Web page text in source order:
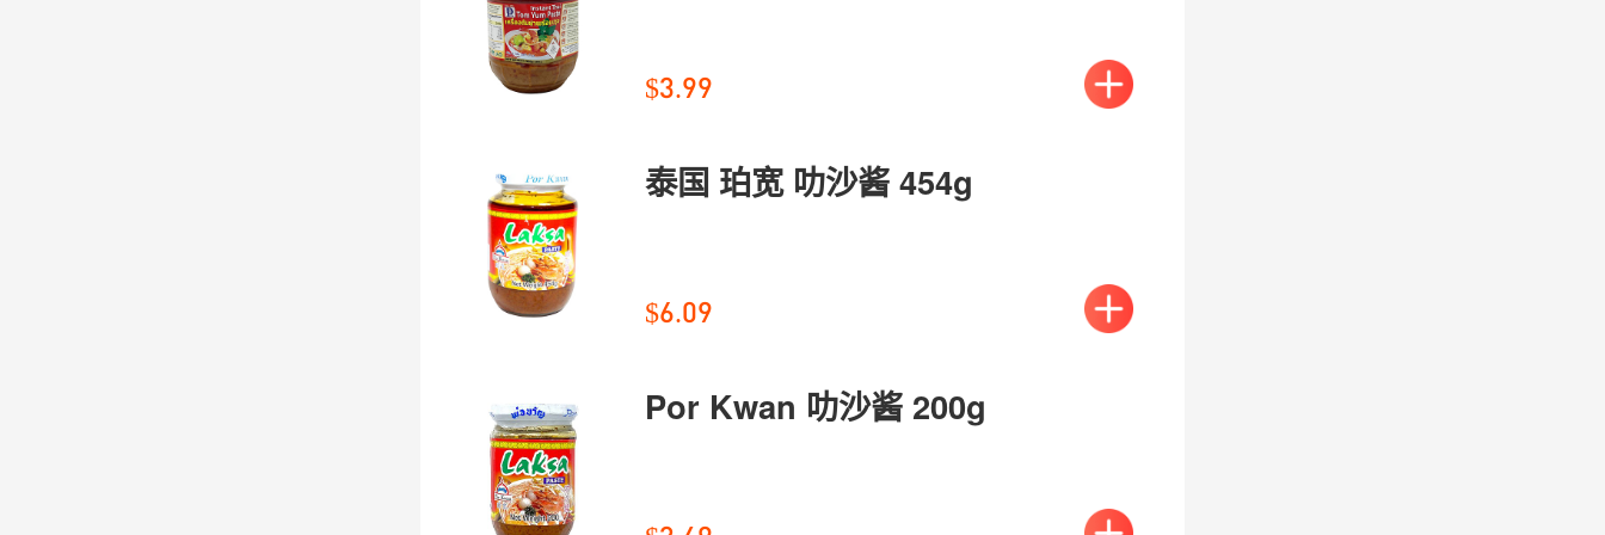
$3.99
泰国 珀宽 叻沙酱 454g
$6.09
Por Kwan 叻沙酱 200g